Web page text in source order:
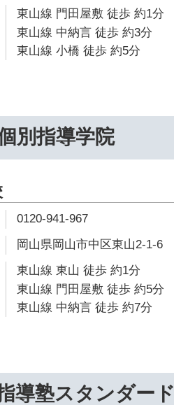
東山線 門田屋敷 徒歩 約1分
東山線 中納言 徒歩 約3分
東山線 小橋 徒歩 約5分
別指導学院
0120-941-967
岡山県岡山市中区東山2-1-6
東山線 東山 徒歩 約1分
東山線 門田屋敷 徒歩 約5分
東山線 中納言 徒歩 約7分
導塾スタンダード